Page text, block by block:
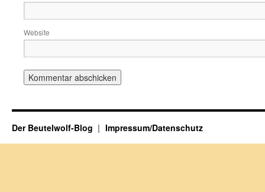
Website
Der Beutelwolf-Blog Impressum/Datenschutz